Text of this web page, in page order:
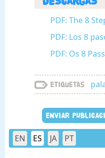
PDF: The 8
PDF: Los 8
PDF: Os 8
Etiquetas
ENVIAR
EN ES JA PT